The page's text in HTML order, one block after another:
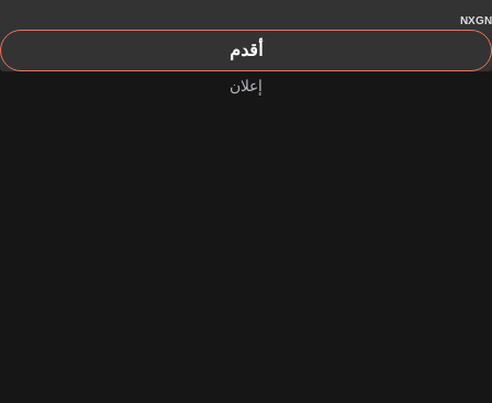
NXGN
أقدم